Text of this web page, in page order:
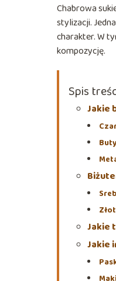
Chabrowa
stylizacji.
charakter. W
kompozycję.
Spis
Jakie
Jakie
Jakie